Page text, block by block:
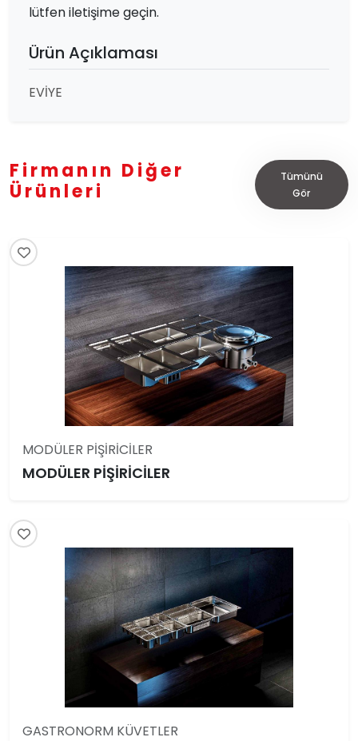
lütfen iletişime geçin.
Ürün Açıklaması
EVİYE
Firmanın Diğer
Ürünleri
Tümünü
Gör
MODÜLER PİŞİRİCİLER
MODÜLER PİŞİRİCİLER
GASTRONORM KÜVETLER